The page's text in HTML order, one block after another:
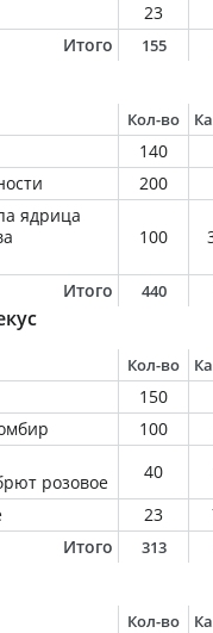
23
Итого
155
Кол-во
140
200
ядрица
100
Итого 440
Кол-во
150
100
розовое
40
23
Итого
313
Кол-во